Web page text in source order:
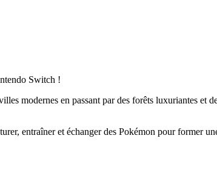
Switch !
modernes en passant par des forêts luxuriantes et
entraîner et échanger des Pokémon pour former